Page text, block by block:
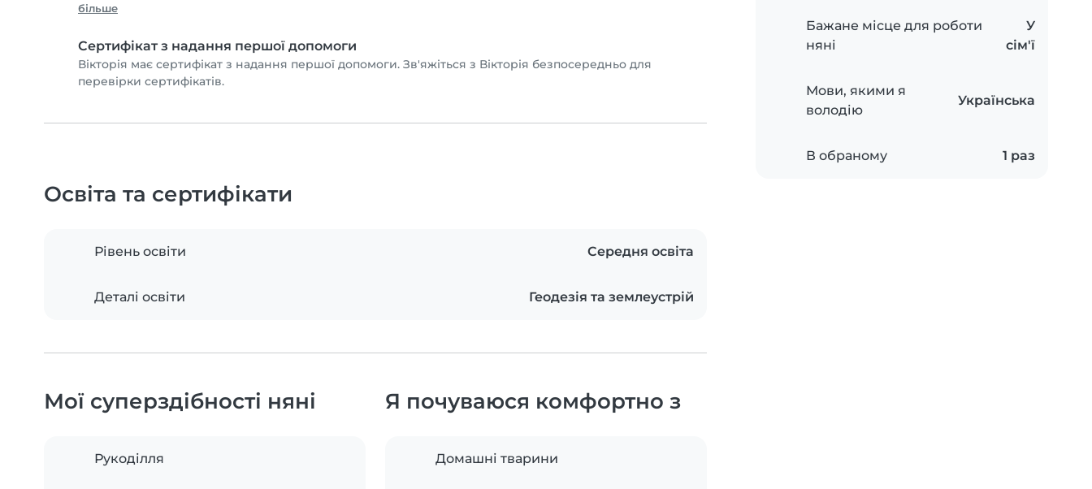
більше
Сертифікат з надання першої допомоги
Вікторія має сертифікат з надання першої допомоги. Зв'яжіться з Вікторія безпосередньо для
перевірки сертифікатів.
Бажане місце для роботи
няні
У
сім'ї
Мови, якими я
володію
Українська
В обраному 1 раз
Освіта та сертифікати
Рівень освіти Середня освіта
Деталі освіти Геодезія та землеустрій
Мої суперздібності няні
Рукоділля
Я почуваюся комфортно з
Домашні тварини